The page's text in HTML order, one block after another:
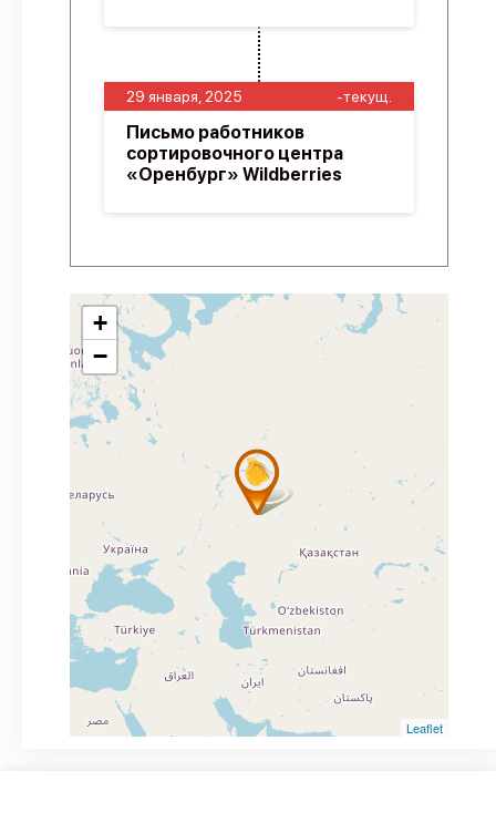
29 января, 2025 -текущ.
Письмо работников
сортировочного центра
«Оренбург» Wildberries
+
−
Leaflet